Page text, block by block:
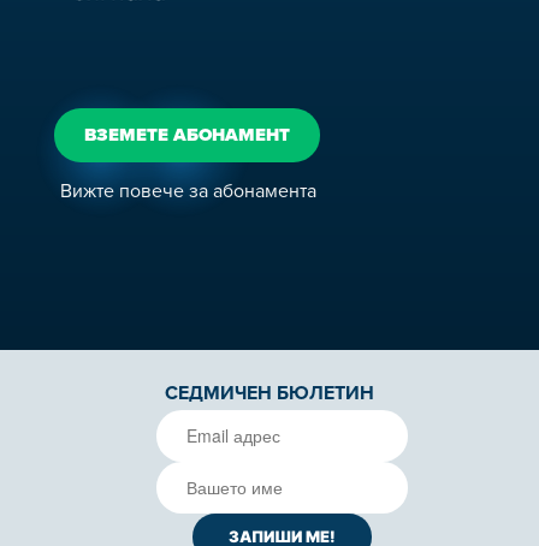
ВЗЕМЕТЕ АБОНАМЕНТ
Вижте повече за абонамента
СЕДМИЧЕН БЮЛЕТИН